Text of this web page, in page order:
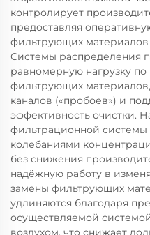
контролирует
предоставляя
фильтрующих материалов
Системы распределения
равномерную нагрузку по
фильтрующих
каналов («пробоев») и
эффективность очистки.
фильтрационной системы
колебаниями
без снижения
надёжную работу в
замены фильтрующих
удлиняются благодаря
осуществляемой
воздухом, что снижает